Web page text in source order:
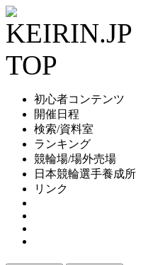
初心者コンテンツ
開催日程
検索/資料室
ランキング
競輪場/場外売場
日本競輪選手養成所
リンク